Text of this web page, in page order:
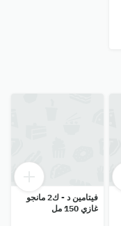
فيتامين د - ك2 مانجو
غازي 150 مل